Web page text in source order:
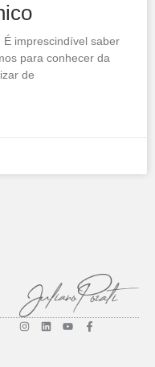
É imprescindível saber
para conhecer da
de